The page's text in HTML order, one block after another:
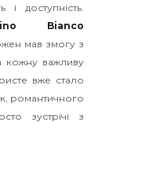
доступність.
Bianco
мав змогу з
кожну важливу
вже стало
романтичного
зустрічі з